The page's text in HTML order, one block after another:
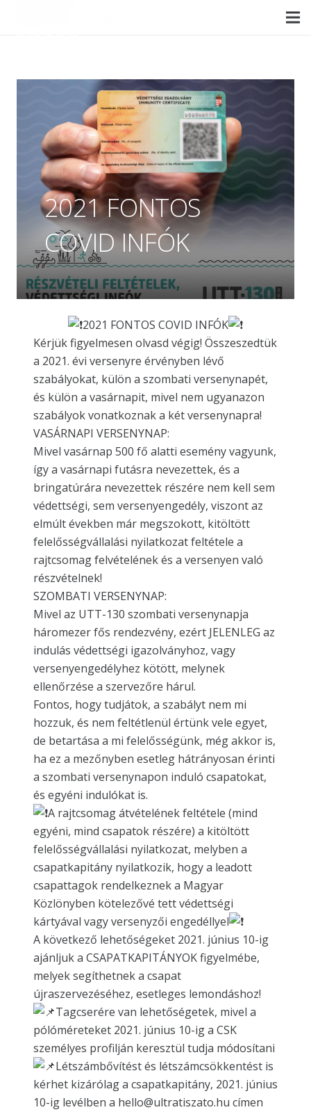
2021 FONTOS
COVID INFÓK
2021 FONTOS COVID INFÓK
Kérjük figyelmesen olvasd végig! Összeszedtük
a 2021. évi versenyre érvényben lévő
szabályokat, külön a szombati versenynapét,
és külön a vasárnapit, mivel nem ugyanazon
szabályok vonatkoznak a két versenynapra!
VASÁRNAPI VERSENYNAP:
Mivel vasárnap 500 fő alatti esemény vagyunk,
így a vasárnapi futásra nevezettek, és a
bringatúrára nevezettek részére nem kell sem
védettségi, sem versenyengedély, viszont az
elmúlt években már megszokott, kitöltött
felelősségvállalási nyilatkozat feltétele a
rajtcsomag felvételének és a versenyen való
részvételnek!
SZOMBATI VERSENYNAP:
Mivel az UTT-130 szombati versenynapja
háromezer fős rendezvény, ezért JELENLEG az
indulás védettségi igazolványhoz, vagy
versenyengedélyhez kötött, melynek
ellenőrzése a szervezőre hárul.
Fontos, hogy tudjátok, a szabályt nem mi
hozzuk, és nem feltétlenül értünk vele egyet,
de betartása a mi felelősségünk, még akkor is,
ha ez a mezőnyben esetleg hátrányosan érinti
a szombati versenynapon induló csapatokat,
és egyéni indulókat is.
A rajtcsomag átvételének feltétele (mind
egyéni, mind csapatok részére) a kitöltött
felelősségvállalási nyilatkozat, melyben a
csapatkapitány nyilatkozik, hogy a leadott
csapattagok rendelkeznek a Magyar
Közlönyben kötelezővé tett védettségi
kártyával vagy versenyzői engedéllyel
A következő lehetőségeket 2021. június 10-ig
ajánljuk a CSAPATKAPITÁNYOK figyelmébe,
melyek segíthetnek a csapat
újraszervezéséhez, esetleges lemondáshoz!
Tagcserére van lehetőségetek, mivel a
pólóméreteket 2021. június 10-ig a CSK
személyes profilján keresztül tudja módosítani
Létszámbővítést és létszámcsökkentést is
kérhet kizárólag a csapatkapitány, 2021. június
10-ig levélben a hello@ultratiszato.hu címen